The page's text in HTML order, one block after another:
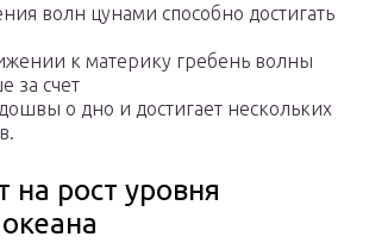
волн цунами способно достигать
к материку гребень волны
за счет
о дно и достигает нескольких
на рост уровня